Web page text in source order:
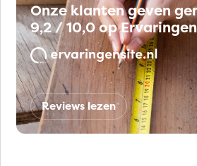
Onze klanten geven
9,2 / 10,0 op
Reviews lezen